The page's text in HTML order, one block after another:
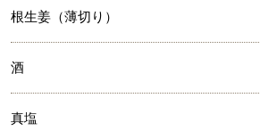
根生姜（薄切り）
酒
真塩